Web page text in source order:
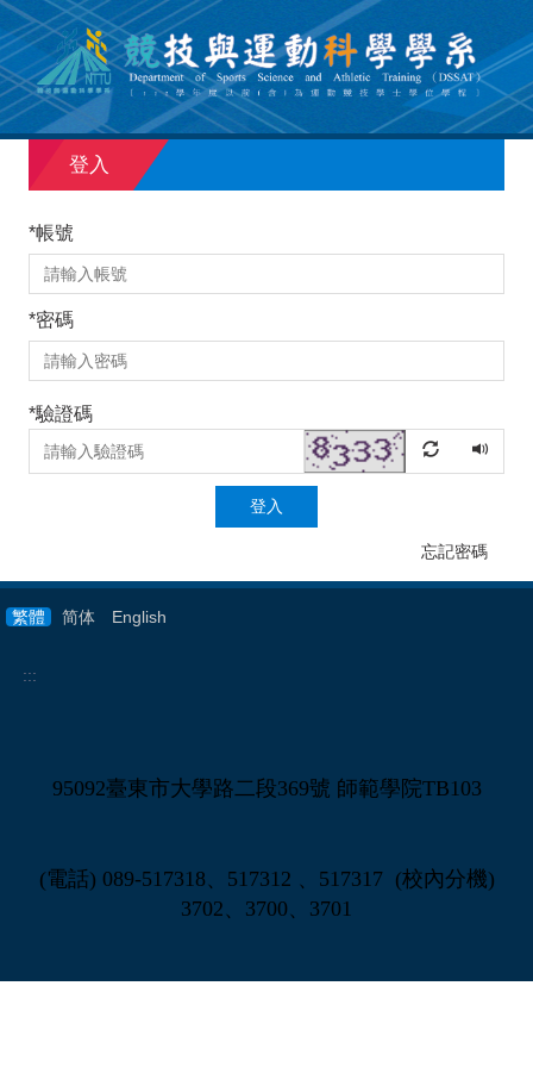
跳
到
主
要
內
容
登入
*帳號
*密碼
*驗證碼
登入
忘記密碼
繁體 简体 English
:::
95092臺東市大學路二段369號 師範學院TB103
(電話) 089-517318、517312 、517317 (校內分機)
3702、3700、3701